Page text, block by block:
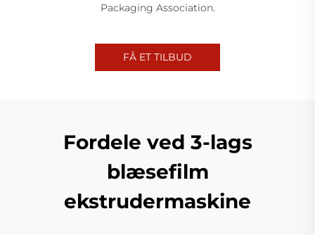
Packaging Association.
FÅ ET TILBUD
Fordele ved 3-lags
blæsefilm
ekstrudermaskine